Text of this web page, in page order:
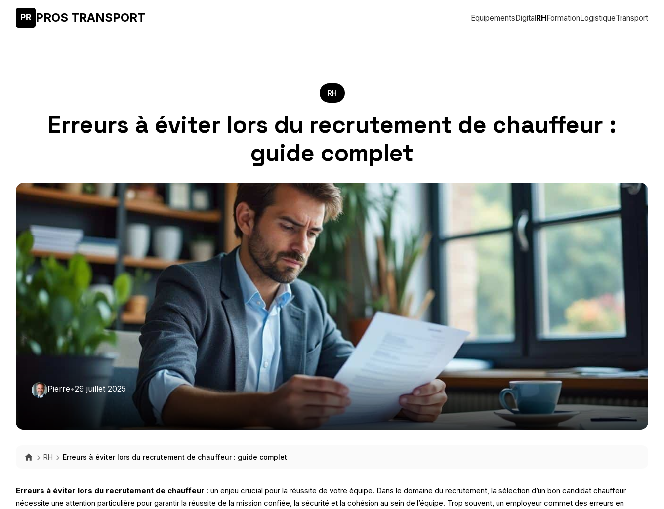
PROS TRANSPORT EquipementsDigitalRHFormationLogistiqueTransport
RH
Erreurs à éviter lors du recrutement de chauffeur :
guide complet
Pierre•29 juillet 2025
RH Erreurs à éviter lors du recrutement de chauffeur : guide complet
Erreurs à éviter lors du recrutement de chauffeur : un enjeu crucial pour la réussite de votre équipe. Dans le domaine du recrutement, la sélection d’un bon candidat chauffeur
nécessite une attention particulière pour garantir la réussite de la mission confiée, la sécurité et la cohésion au sein de l’équipe. Trop souvent, un employeur commet des erreurs en